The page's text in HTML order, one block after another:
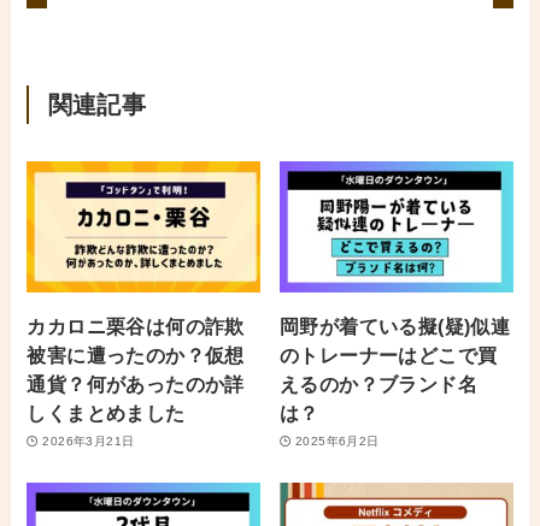
関連記事
カカロニ栗谷は何の詐欺
被害に遭ったのか？仮想
通貨？何があったのか詳
しくまとめました
2026年3月21日
岡野が着ている擬(疑)似連
のトレーナーはどこで買
えるのか？ブランド名
は？
2025年6月2日